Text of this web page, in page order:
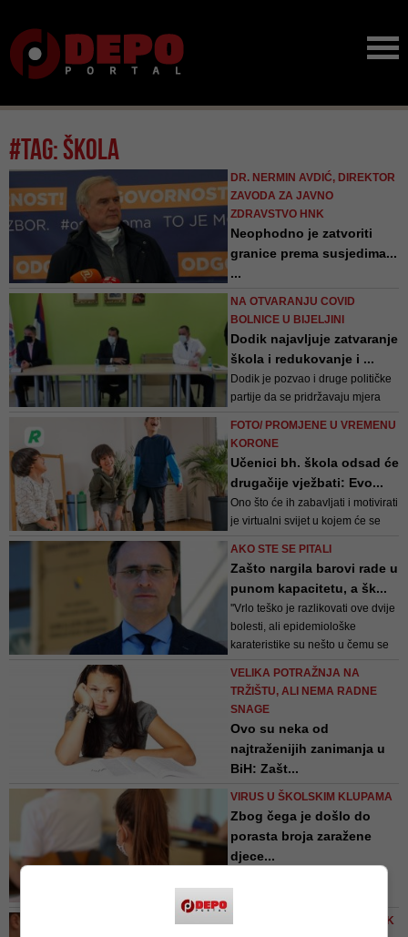
#tag: škola
DR. NERMIN AVDIĆ, DIREKTOR
ZAVODA ZA JAVNO
ZDRAVSTVO HNK
Neophodno je zatvoriti
granice prema susjedima...
...
hiljada. U odnosu na prošlu
sedmicu imali smo povećanje od
100 posto, kaže dr. Avdić
NA OTVARANJU COVID
BOLNICE U BIJELJINI
Dodik najavljuje zatvaranje
škola i redukovanje i ...
Dodik je pozvao i druge političke
partije da se pridržavaju mjera
FOTO/ PROMJENE U VREMENU
KORONE
Učenici bh. škola odsad će
drugačije vježbati: Evo...
Ono što će ih zabavljati i motivirati
je virtualni svijet u kojem će se
škola iz države
AKO STE SE PITALI
Zašto nargila barovi rade u
punom kapacitetu, a šk...
''Vrlo teško je razlikovati ove dvije
bolesti, ali epidemiološke
karateristike su nešto u čemu se
razlikuju. Što se tiče samih
znakova, to je vrlo slično'', dodao
VELIKA POTRAŽNJA NA
TRŽIŠTU, ALI NEMA RADNE
SNAGE
Ovo su neka od
najtraženijih zanimanja u
BiH: Zašt...
Brojni mladi koji nisu završili neka
kasnijoj dobi odlučuju se za
prekvalifikaciju, a sve to zbog
nemogućnosti pronalaska posla u
VIRUS U ŠKOLSKIM KLUPAMA
Zbog čega je došlo do
porasta broja zaražene
djece...
SAUDIN SIVRO, PREDSJEDNIK